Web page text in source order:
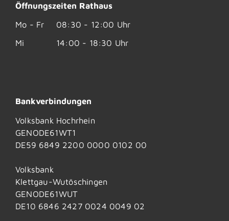
Öffnungszeiten Rathaus
Mo - Fr
08:30 - 12:00 Uhr
Mi
14:00 - 18:30 Uhr
Bankverbindungen
Volksbank Hochrhein
GENODE61WT1
DE59 6849 2200 0000 0102 00
Volksbank
Klettgau-Wutöschingen
GENODE61WUT
DE10 6846 2427 0024 0049 02